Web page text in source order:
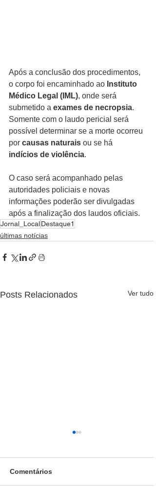
Após a conclusão dos procedimentos,
o corpo foi encaminhado ao Instituto
Médico Legal (IML), onde será
submetido a exames de necropsia.
Somente com o laudo pericial será
possível determinar se a morte ocorreu
por causas naturais ou se há
indícios de violência.
O caso será acompanhado pelas
autoridades policiais e novas
informações poderão ser divulgadas
após a finalização dos laudos oficiais.
Jornal_LocalDestaque1
últimas notícias
Posts Relacionados Ver tudo
Comentários